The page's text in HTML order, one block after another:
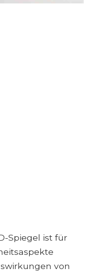
Spiegel ist für
von